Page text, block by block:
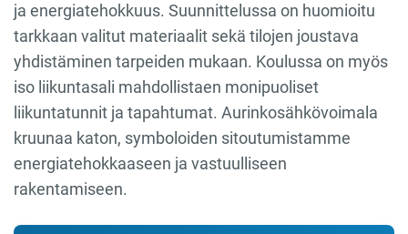
ja energiatehokkuus. Suunnittelussa on huomioitu
tarkkaan valitut materiaalit sekä tilojen joustava
yhdistäminen tarpeiden mukaan. Koulussa on myös
iso liikuntasali mahdollistaen monipuoliset
liikuntatunnit ja tapahtumat. Aurinkosähkövoimala
kruunaa katon, symboloiden sitoutumistamme
energiatehokkaaseen ja vastuulliseen
rakentamiseen.